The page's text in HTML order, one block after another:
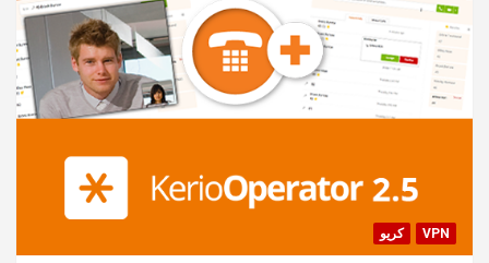
VPN کریو